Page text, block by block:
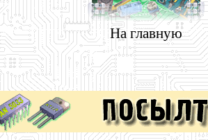
На главную